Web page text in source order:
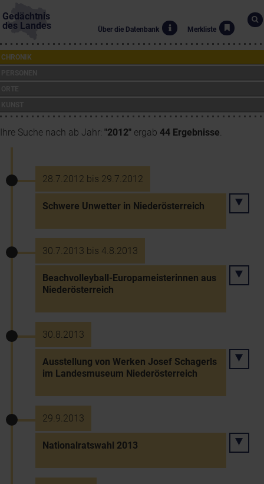
Gedächtnis
des Landes
Über die Datenbank Merkliste
CHRONIK
Ihre Suche nach ab Jahr: "2012" ergab 44 Ergebnisse.
28.7.2012 bis 29.7.2012
Schwere Unwetter in Niederösterreich
30.7.2013 bis 4.8.2013
Beachvolleyball-Europameisterinnen aus
Niederösterreich
30.8.2013
Ausstellung von Werken Josef Schagerls
im Landesmuseum Niederösterreich
29.9.2013
Nationalratswahl 2013